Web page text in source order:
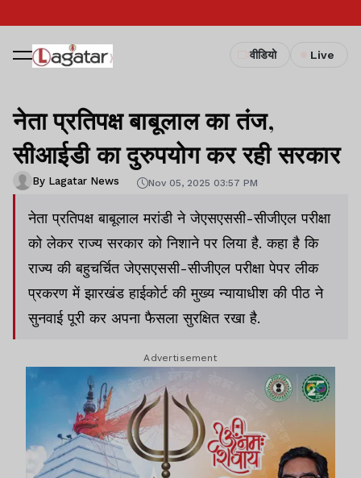
वीडियो Live
नेता प्रतिपक्ष बाबूलाल का तंज,
सीआईडी का दुरुपयोग कर रही सरकार
By Lagatar News Nov 05, 2025 03:57 PM
नेता प्रतिपक्ष बाबूलाल मरांडी ने जेएसएससी-सीजीएल परीक्षा
को लेकर राज्य सरकार को निशाने पर लिया है. कहा है कि
राज्य की बहुचर्चित जेएसएससी-सीजीएल परीक्षा पेपर लीक
प्रकरण में झारखंड हाईकोर्ट की मुख्य न्यायाधीश की पीठ ने
सुनवाई पूरी कर अपना फैसला सुरक्षित रखा है.
Advertisement